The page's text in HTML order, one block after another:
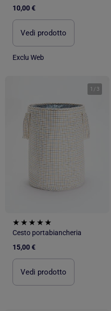
10,00 €
Vedi prodotto
Exclu Web
1 / 3
Cesto portabiancheria
15,00 €
Vedi prodotto